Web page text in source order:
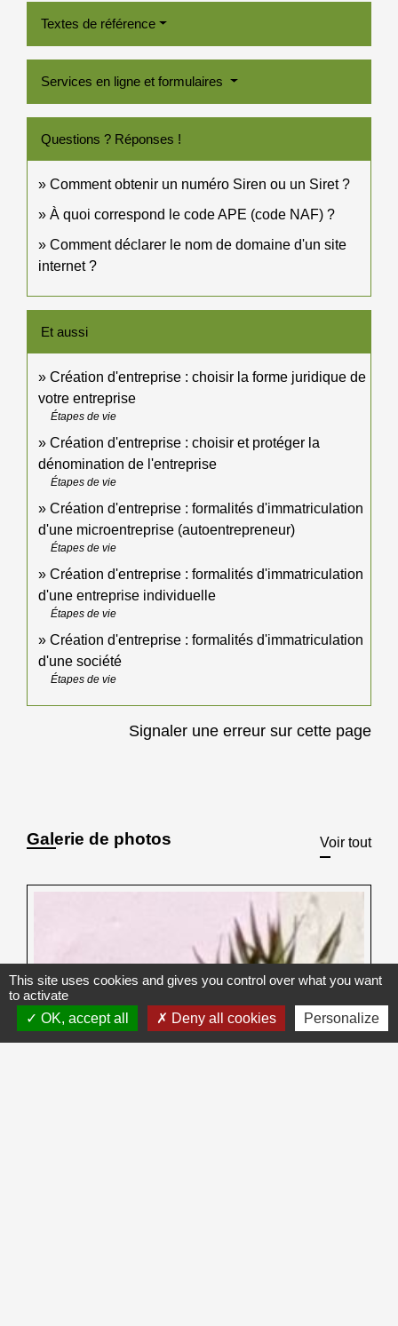
Textes de référence
Services en ligne et formulaires
Questions ? Réponses !
Comment obtenir un numéro Siren ou un Siret ?
À quoi correspond le code APE (code NAF) ?
Comment déclarer le nom de domaine d'un site
internet ?
Et aussi
Création d'entreprise : choisir la forme juridique de
votre entreprise
Étapes de vie
Création d'entreprise : choisir et protéger la
dénomination de l'entreprise
Étapes de vie
Création d'entreprise : formalités d'immatriculation
d'une microentreprise (autoentrepreneur)
Étapes de vie
Création d'entreprise : formalités d'immatriculation
d'une entreprise individuelle
Étapes de vie
Création d'entreprise : formalités d'immatriculation
d'une société
Étapes de vie
Signaler une erreur sur cette page
Galerie de photos Voir tout
This site uses cookies and gives you control over what you want
to activate
OK, accept all
Deny all cookies Personalize